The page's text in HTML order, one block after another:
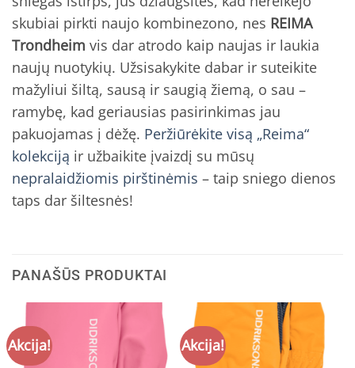
skubiai pirkti naujo kombinezono, nes REIMA
Trondheim vis dar atrodo kaip naujas ir laukia
naujų nuotykių. Užsisakykite dabar ir suteikite
mažyliui šiltą, sausą ir saugią žiemą, o sau –
ramybę, kad geriausias pasirinkimas jau
pakuojamas į dėžę. Peržiūrėkite visą „Reima“
kolekciją ir užbaikite įvaizdį su mūsų
nepralaidžiomis pirštinėmis – taip sniego dienos
taps dar šiltesnės!
PANAŠŪS PRODUKTAI
Akcija! Akcija!